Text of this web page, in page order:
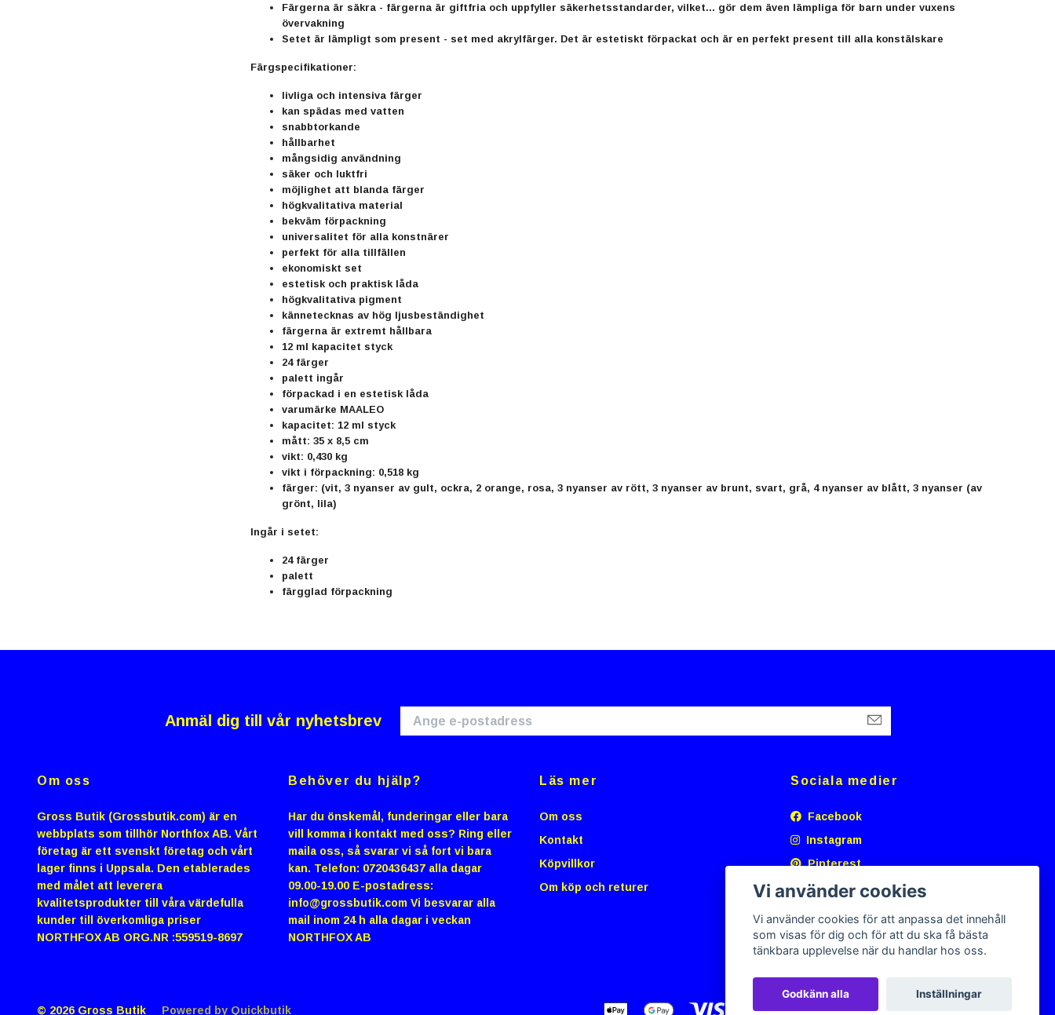
Färgerna är säkra - färgerna är giftfria och uppfyller säkerhetsstandarder, vilket... gör dem även lämpliga för barn under vuxens
övervakning
Setet är lämpligt som present - set med akrylfärger. Det är estetiskt förpackat och är en perfekt present till alla konstälskare
Färgspecifikationer:
livliga och intensiva färger
kan spädas med vatten
snabbtorkande
hållbarhet
mångsidig användning
säker och luktfri
möjlighet att blanda färger
högkvalitativa material
bekväm förpackning
universalitet för alla konstnärer
perfekt för alla tillfällen
ekonomiskt set
estetisk och praktisk låda
högkvalitativa pigment
kännetecknas av hög ljusbeständighet
färgerna är extremt hållbara
12 ml kapacitet styck
24 färger
palett ingår
förpackad i en estetisk låda
varumärke MAALEO
kapacitet: 12 ml styck
mått: 35 x 8,5 cm
vikt: 0,430 kg
vikt i förpackning: 0,518 kg
färger: (vit, 3 nyanser av gult, ockra, 2 orange, rosa, 3 nyanser av rött, 3 nyanser av brunt, svart, grå, 4 nyanser av blått, 3 nyanser (av
grönt, lila)
Ingår i setet:
24 färger
palett
färgglad förpackning
Anmäl dig till vår nyhetsbrev
Om oss
Gross Butik (Grossbutik.com) är en
webbplats som tillhör Northfox AB. Vårt
företag är ett svenskt företag och vårt
lager finns i Uppsala. Den etablerades
med målet att leverera
kvalitetsprodukter till våra värdefulla
kunder till överkomliga priser
NORTHFOX AB ORG.NR :559519-8697
Behöver du hjälp?
Har du önskemål, funderingar eller bara
vill komma i kontakt med oss? Ring eller
maila oss, så svarar vi så fort vi bara
kan. Telefon: 0720436437 alla dagar
09.00-19.00 E-postadress:
info@grossbutik.com Vi besvarar alla
mail inom 24 h alla dagar i veckan
NORTHFOX AB
Läs mer
Om oss
Kontakt
Köpvillkor
Om köp och returer
Sociala medier
Facebook
Instagram
Pinterest
© 2026 Gross Butik Powered by Quickbutik
Vi använder cookies
Vi använder cookies för att anpassa det innehåll
som visas för dig och för att du ska få bästa
tänkbara upplevelse när du handlar hos oss.
Godkänn alla Inställningar